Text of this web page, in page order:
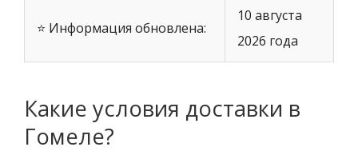
⭐ Информация обновлена:
10 августа
2026 года
Какие условия доставки в
Гомеле?